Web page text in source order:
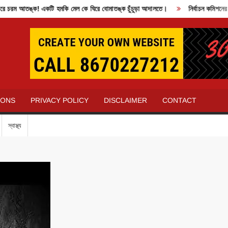
একটি হমকি মেল কে ঘিরে বোমাতঙ্ক চুঁচুড়া আদালতে। নির্বাচন কমিশনের
PRIVACY POLICY DISCLAIMER CONTACT
স্বাস্থ্য